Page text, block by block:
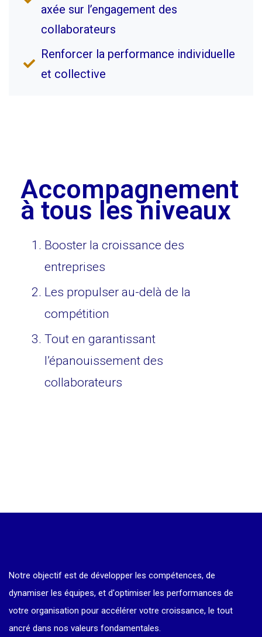
axée sur l’engagement des
collaborateurs
Renforcer la performance individuelle
et collective
Accompagnement
à tous les niveaux
Booster la croissance des
entreprises
Les propulser au-delà de la
compétition
Tout en garantissant
l’épanouissement des
collaborateurs
Notre objectif est de développer les compétences, de
dynamiser les équipes, et d'optimiser les performances de
votre organisation pour accélérer votre croissance, le tout
ancré dans nos valeurs fondamentales.